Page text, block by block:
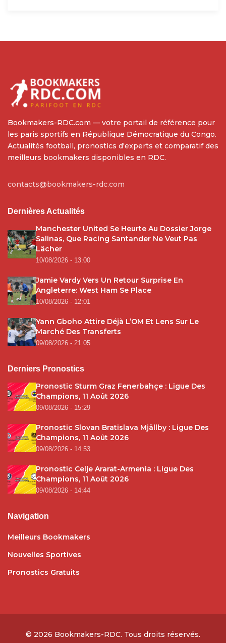
Bookmakers-RDC.com — votre portail de référence pour
les paris sportifs en République Démocratique du Congo.
Actualités football, pronostics d'experts et comparatif des
meilleurs bookmakers disponibles en RDC.
contacts@bookmakers-rdc.com
Dernières Actualités
Manchester United Se Heurte Au Dossier Jorge
Salinas, Que Racing Santander Ne Veut Pas
Lâcher
10/08/2026 - 13:00
Jamie Vardy Vers Un Retour Surprise En
Angleterre: West Ham Se Place
10/08/2026 - 12:01
Yann Gboho Attire Déjà L’OM Et Lens Sur Le
Marché Des Transferts
09/08/2026 - 21:05
Derniers Pronostics
Pronostic Sturm Graz Fenerbahçe : Ligue Des
Champions, 11 Août 2026
09/08/2026 - 15:29
Pronostic Slovan Bratislava Mjällby : Ligue Des
Champions, 11 Août 2026
09/08/2026 - 14:53
Pronostic Celje Ararat-Armenia : Ligue Des
Champions, 11 Août 2026
09/08/2026 - 14:44
Navigation
Meilleurs Bookmakers
Nouvelles Sportives
Pronostics Gratuits
© 2026 Bookmakers-RDC. Tous droits réservés.